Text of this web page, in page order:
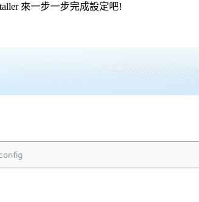
來一步一步完成設定吧!